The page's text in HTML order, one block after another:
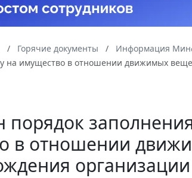
Горячие документы Информация
на имущество в отношении движимых
порядок
в отношении
организации